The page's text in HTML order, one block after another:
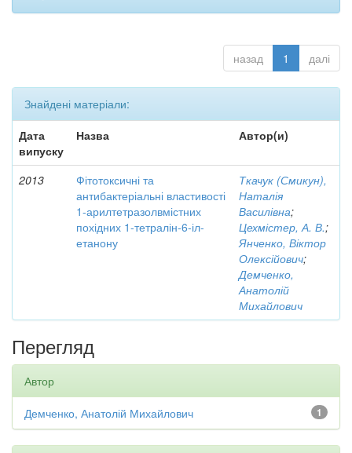
назад 1 далі
Знайдені матеріали:
Дата
випуску
Назва Автор(и)
2013
Фітотоксичні та
антибактеріальні властивості
1-арилтетразолвмістних
похідних 1-тетралін-6-іл-
етанону
Ткачук (Смикун),
Наталія
Василівна;
Цехмістер, А. В.;
Янченко, Віктор
Олексійович;
Демченко,
Анатолій
Михайлович
Перегляд
Автор
1
Демченко, Анатолій Михайлович